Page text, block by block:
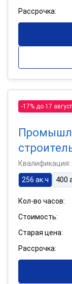
Рассрочка:
-17% до 17
256 ак.ч
400
Кол-во часов:
Стоимость:
Старая цена:
Рассрочка: